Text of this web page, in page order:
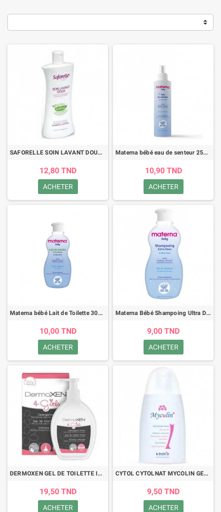
SAFORELLE SOIN LAVANT DOUX FORMAT VOYAGE 100ML
12,80 TND
ACHETER
Materna bébé eau de senteur 250ml
10,90 TND
ACHETER
Materna bébé Lait de Toilette 300ml
10,00 TND
ACHETER
Materna Bébé Shampoing Ultra Doux 300ML
9,00 TND
ACHETER
DERMOXEN GEL DE TOILETTE INTIME 4 GIRLS 100ML
19,50 TND
ACHETER
CYTOL CYTOLNAT MYCOLIN GEL INTIME DOUX 100ML
9,50 TND
ACHETER